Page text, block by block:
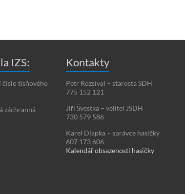
IZS:
číslo tísňového
záchranná
Kontakty
Petr Rozsíval – starosta SDH
775 152 121
Jiří Švestka – velitel JSDH
730 579 586
Karel Dlapka – správce hasičky
607 173 606
Kalendář obsazenosti hasičky